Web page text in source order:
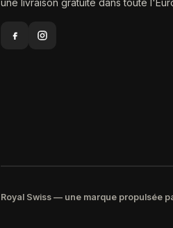
une livraison gratuite dans toute
Royal Swiss — une marque propulsée